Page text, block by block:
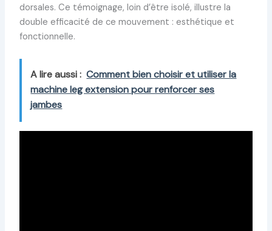
dorsales. Ce témoignage, loin d’être isolé, illustre la
double efficacité de ce mouvement : esthétique et
fonctionnelle.
A lire aussi : Comment bien choisir et utiliser la
machine leg extension pour renforcer ses
jambes